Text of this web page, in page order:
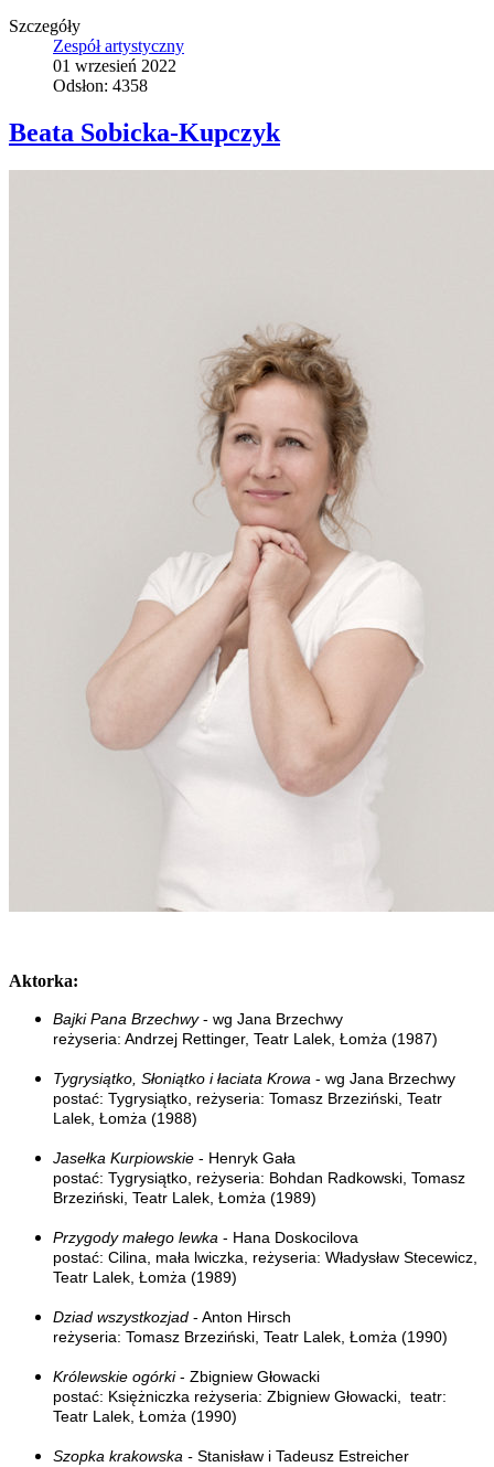
Szczegóły
Zespół artystyczny
01 wrzesień 2022
Odsłon: 4358
Beata Sobicka-Kupczyk
Aktorka:
Bajki Pana Brzechwy- wg Jana Brzechwy
reżyseria: Andrzej Rettinger, Teatr Lalek, Łomża (1987)
Tygrysiątko, Słoniątko i łaciata Krowa - wg Jana Brzechwy
postać: Tygrysiątko, reżyseria: Tomasz Brzeziński, Teatr
Lalek, Łomża (1988)
Jasełka Kurpiowskie - Henryk Gała
postać: Tygrysiątko, reżyseria: Bohdan Radkowski, Tomasz
Brzeziński, Teatr Lalek, Łomża (1989)
Przygody małego lewka - Hana Doskocilova
postać: Cilina, mała lwiczka, reżyseria: Władysław Stecewicz,
Teatr Lalek, Łomża (1989)
Dziad wszystkozjad - Anton Hirsch
reżyseria: Tomasz Brzeziński, Teatr Lalek, Łomża (1990)
Królewskie ogórki- Zbigniew Głowacki
postać: Księżniczka reżyseria: Zbigniew Głowacki, teatr:
Teatr Lalek, Łomża (1990)
Szopka krakowska - Stanisław i Tadeusz Estreicher